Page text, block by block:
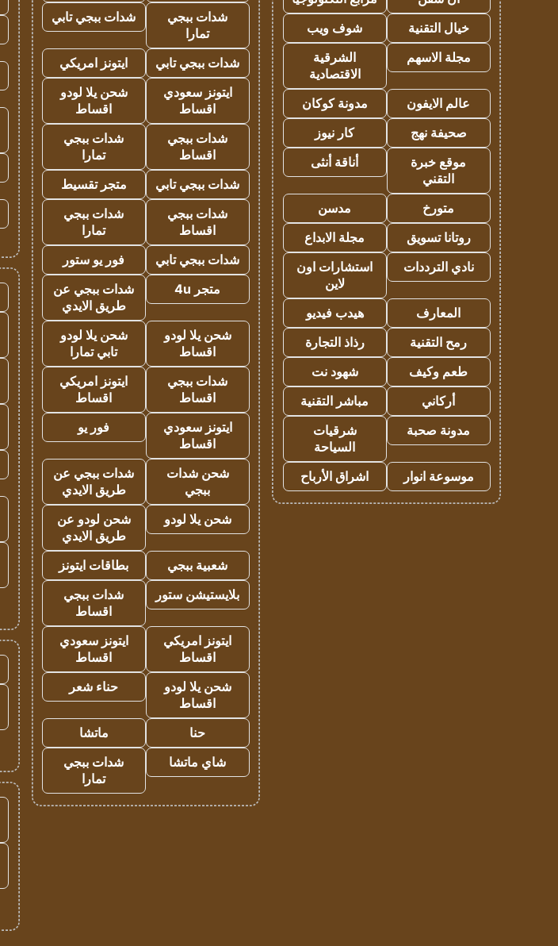
خيال التقنية
شوف ويب
مجلة الاسهم
الشرقية
الاقتصادية
عالم الايفون
مدونة كوكان
صحيفة نهج
كار نيوز
موقع خبرة
التقني
أناقة أنثى
متورخ
مدسن
روتانا تسويق
مجلة الابداع
نادي الترددات
استشارات اون
لاين
المعارف
هيدب فيديو
رمح التقنية
رذاذ التجارة
طعم وكيف
شهود نت
أركاني
مباشر التقنية
مدونة صحبة
شرقيات
السياحة
موسوعة انوار
اشراق الأرباح
شدات ببجي
تمارا
شدات ببجي تابي
شدات ببجي تابي
ايتونز امريكي
ايتونز سعودي
اقساط
شحن يلا لودو
اقساط
شدات ببجي
اقساط
شدات ببجي
تمارا
شدات ببجي تابي
متجر تقسيط
شدات ببجي
اقساط
شدات ببجي
تمارا
شدات ببجي تابي
فور يو ستور
متجر 4u
شدات ببجي عن
طريق الايدي
شحن يلا لودو
اقساط
شحن يلا لودو
تابي تمارا
شدات ببجي
اقساط
ايتونز امريكي
اقساط
ايتونز سعودي
اقساط
فور يو
شحن شدات
ببجي
شدات ببجي عن
طريق الايدي
شحن يلا لودو
شحن لودو عن
طريق الايدي
شعبية ببجي
بطاقات ايتونز
بلايستيشن ستور
شدات ببجي
اقساط
ايتونز امريكي
اقساط
ايتونز سعودي
اقساط
شحن يلا لودو
اقساط
حناء شعر
حنا
ماتشا
شاي ماتشا
شدات ببجي
تمارا